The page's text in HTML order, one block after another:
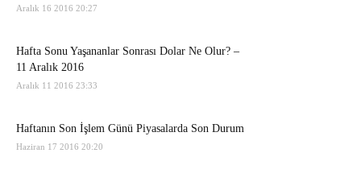
Aralık 16 2016 20:27
Hafta Sonu Yaşananlar Sonrası Dolar Ne Olur? –
11 Aralık 2016
Aralık 11 2016 23:33
Haftanın Son İşlem Günü Piyasalarda Son Durum
Haziran 17 2016 20:20